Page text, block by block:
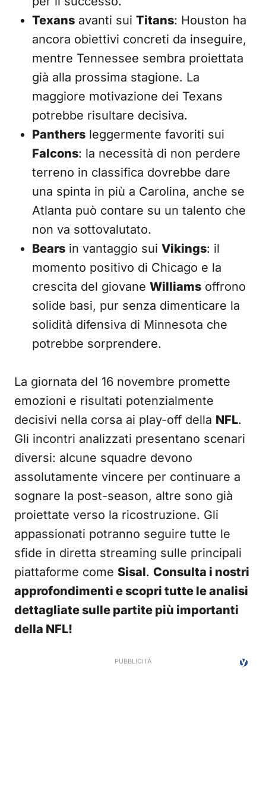
Texans avanti sui Titans: Houston ha
ancora obiettivi concreti da inseguire,
mentre Tennessee sembra proiettata
già alla prossima stagione. La
maggiore motivazione dei Texans
potrebbe risultare decisiva.
Panthers leggermente favoriti sui
Falcons: la necessità di non perdere
terreno in classifica dovrebbe dare
una spinta in più a Carolina, anche se
Atlanta può contare su un talento che
non va sottovalutato.
Bears in vantaggio sui Vikings: il
momento positivo di Chicago e la
crescita del giovane Williams offrono
solide basi, pur senza dimenticare la
solidità difensiva di Minnesota che
potrebbe sorprendere.
La giornata del 16 novembre promette
emozioni e risultati potenzialmente
decisivi nella corsa ai play-off della NFL.
Gli incontri analizzati presentano scenari
diversi: alcune squadre devono
assolutamente vincere per continuare a
sognare la post-season, altre sono già
proiettate verso la ricostruzione. Gli
appassionati potranno seguire tutte le
sfide in diretta streaming sulle principali
piattaforme come Sisal. Consulta i nostri
approfondimenti e scopri tutte le analisi
dettagliate sulle partite più importanti
della NFL!